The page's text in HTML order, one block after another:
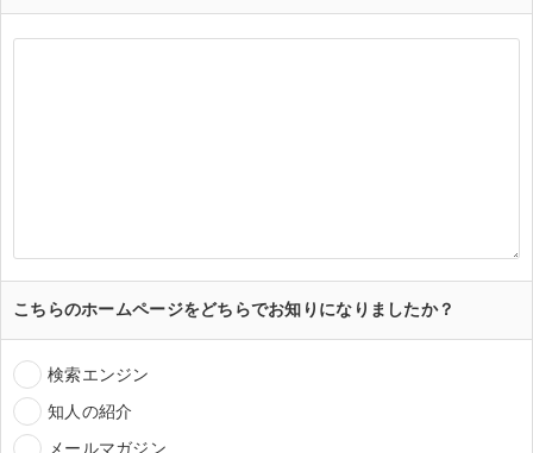
こちらのホームページをどちらでお知りになりましたか？
検索エンジン
知人の紹介
メールマガジン